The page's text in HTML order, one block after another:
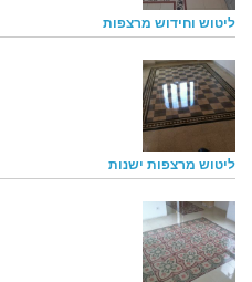
ליטוש וחידוש מרצפות
ליטוש מרצפות ישנות